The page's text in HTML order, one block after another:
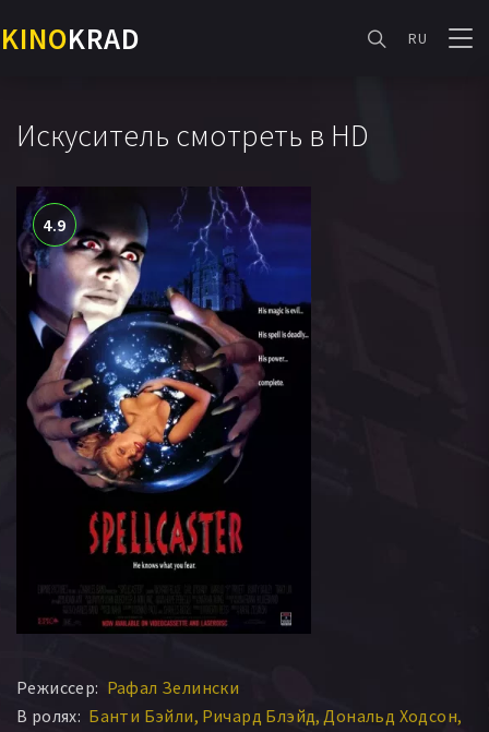
KINOKRAD RU
Искуситель смотреть в HD
4.9
Режиссер: Рафал Зелински
В ролях: Банти Бэйли Ричард Блэйд Дональд Ходсон